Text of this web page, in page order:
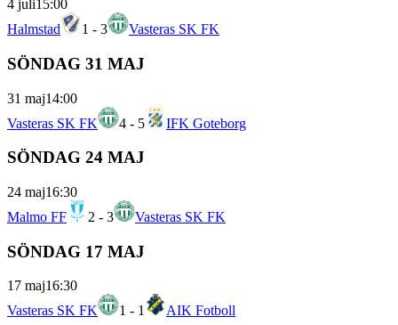
4 juli15:00
Halmstad
1 - 3 Vasteras SK FK
SÖNDAG 31 MAJ
31 maj14:00
Vasteras SK FK
4 - 5 IFK Goteborg
SÖNDAG 24 MAJ
24 maj16:30
Malmo FF
2 - 3 Vasteras SK FK
SÖNDAG 17 MAJ
17 maj16:30
Vasteras SK FK
1 - 1 AIK Fotboll